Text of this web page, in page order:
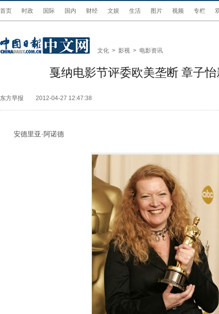
首页 时政 国际 国内 财经 文娱 生活 图片 视频 专栏
文化 > 影视 > 电影资讯
戛纳电影节评委欧美垄断 章子
东方早报 2012-04-27 12:47:38
安德里亚·阿诺德